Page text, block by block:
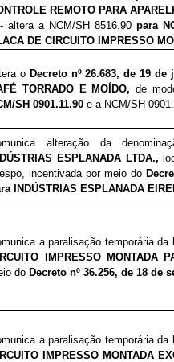
REMOTO PARA
- altera a NCM/SH 8516.90para
DE CIRCUITO IMPRESSO
o Decreto nº 26.683, de 19 de
TORRADO E MOÍDO, de
SH 0901.11.90e a NCM/SH
alteração da
ESPLANADA LTDA.,
incentivada por meio do
INDÚSTRIAS ESPLANADA
a paralisação temporária da
IMPRESSO MONTADA
do Decreto nº 36.256, de 18 de
a paralisação temporária da
IMPRESSO MONTADA